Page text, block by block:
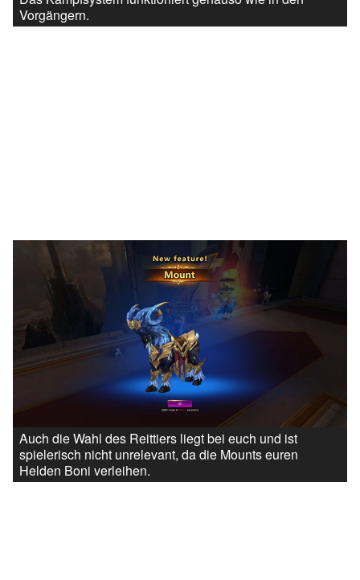
Vorgängern.
Auch die Wahl des Reittiers liegt bei euch und ist
spielerisch nicht unrelevant, da die Mounts euren
Helden Boni verleihen.